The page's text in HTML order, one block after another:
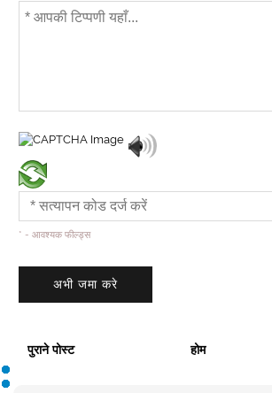
* - आवश्यक फील्ड्स
पुराने पोस्ट होम